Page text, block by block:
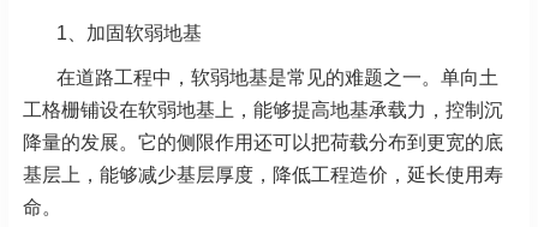
1、加固软弱地基
在道路工程中，软弱地基是常见的难题之一。单向土
工格栅铺设在软弱地基上，能够提高地基承载力，控制沉
降量的发展。它的侧限作用还可以把荷载分布到更宽的底
基层上，能够减少基层厚度，降低工程造价，延长使用寿
命。